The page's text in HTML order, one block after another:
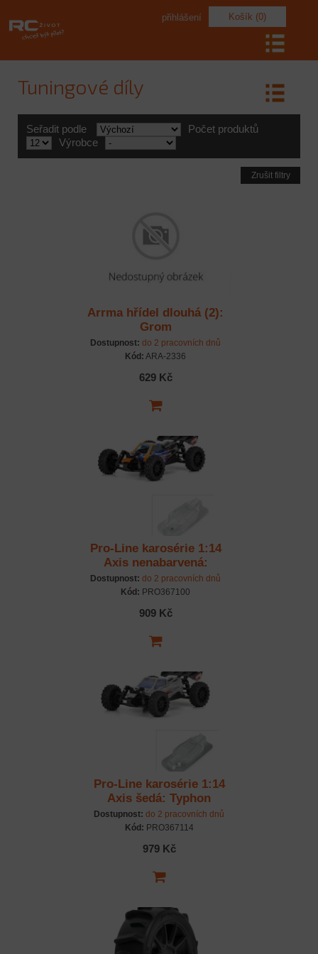
Košík (0)
přihlášení
Tuningové díly
Seřadit podle
Počet produktů
Výrobce
Zrušit filtry
Arrma hřídel dlouhá (2):
Grom
Dostupnost: do 2 pracovních dnů
Kód: ARA-2336
629 Kč
Pro-Line karosérie 1:14
Axis nenabarvená:
Typhon GROM
Dostupnost: do 2 pracovních dnů
Kód: PRO367100
909 Kč
Pro-Line karosérie 1:14
Axis šedá: Typhon
GROM
Dostupnost: do 2 pracovních dnů
Kód: PRO367114
979 Kč